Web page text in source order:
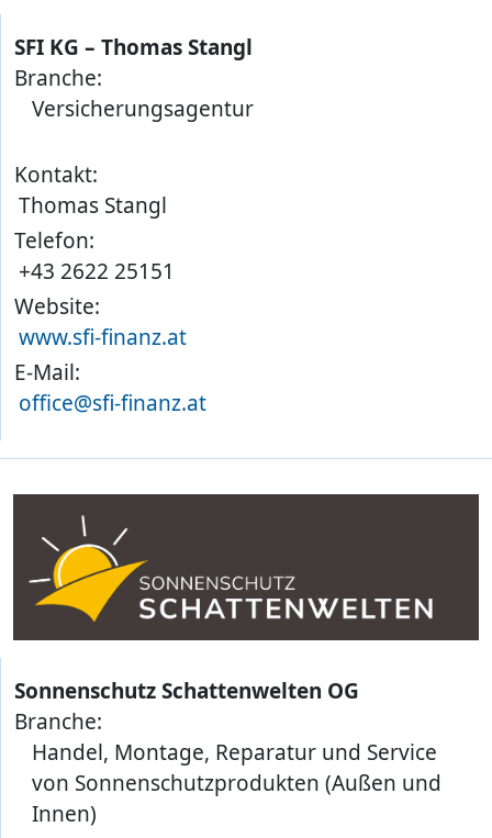
SFI KG – Thomas Stangl
Branche:
Versicherungsagentur
Kontakt:
Thomas Stangl
Telefon:
+43 2622 25151
Website:
www.sfi-finanz.at
E-Mail:
office@sfi-finanz.at
Sonnenschutz Schattenwelten OG
Branche:
Handel, Montage, Reparatur und Service
von Sonnenschutzprodukten (Außen und
Innen)